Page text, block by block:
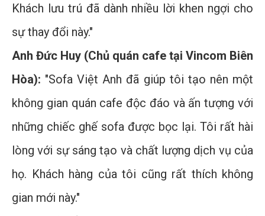
Khách lưu trú đã dành nhiều lời khen ngợi cho
sự thay đổi này."
Anh Đức Huy (Chủ quán cafe tại Vincom Biên
Hòa): "Sofa Việt Anh đã giúp tôi tạo nên một
không gian quán cafe độc đáo và ấn tượng với
những chiếc ghế sofa được bọc lại. Tôi rất hài
lòng với sự sáng tạo và chất lượng dịch vụ của
họ. Khách hàng của tôi cũng rất thích không
gian mới này."